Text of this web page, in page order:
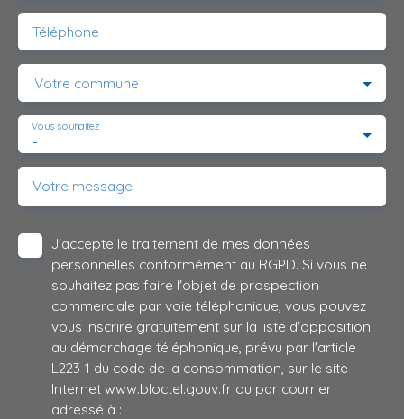
Téléphone
Votre commune
-
Vous souhaitez
Votre message
J'accepte le traitement de mes données
personnelles conformément au RGPD. Si vous ne
souhaitez pas faire l'objet de prospection
commerciale par voie téléphonique, vous pouvez
vous inscrire gratuitement sur la liste d'opposition
au démarchage téléphonique, prévu par l'article
L223-1 du code de la consommation, sur le site
Internet www.bloctel.gouv.fr ou par courrier
adressé à :